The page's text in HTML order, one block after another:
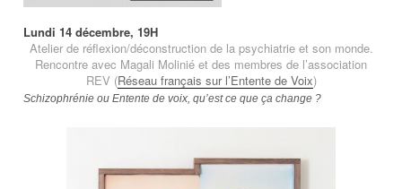
Lundi 14 décembre, 19H
Atelier de réflexion/déconstruction de la psychiatrie et son monde.
Rencontre avec Magali Molinié et des membres de l’association
REV (Réseau français sur l’Entente de Voix)
Schizophrénie ou Entente de voix, qu’est ce que ça change ?